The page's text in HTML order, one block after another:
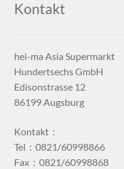
Kontakt
hei-ma Asia Supermarkt
Hundertsechs GmbH
Edisonstrasse 12
86199 Augsburg
Kontakt：
Tel：0821/60998866
Fax：0821/60998868